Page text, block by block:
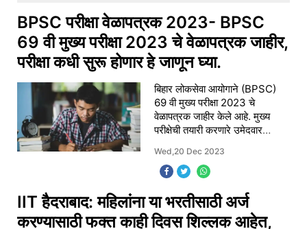
खाना
BPSC परीक्षा वेळापत्रक 2023- BPSC
69 वी मुख्य परीक्षा 2023 चे वेळापत्रक जाहीर,
परीक्षा कधी सुरू होणार हे जाणून घ्या.
बिहार लोकसेवा आयोगाने (BPSC)
69 वी मुख्य परीक्षा 2023 चे
वेळापत्रक जाहीर केले आहे. मुख्य
परीक्षेची तयारी करणारे उमेदवार
bpsc.bih.nic.in वर तपशीलवार
वेळापत्रक पाहू शकतात. वेळापत्रक व्
Wed,20 Dec 2023
IIT हैदराबाद: महिलांना या भरतीसाठी अर्ज
करण्यासाठी फक्त काही दिवस शिल्लक आहेत,